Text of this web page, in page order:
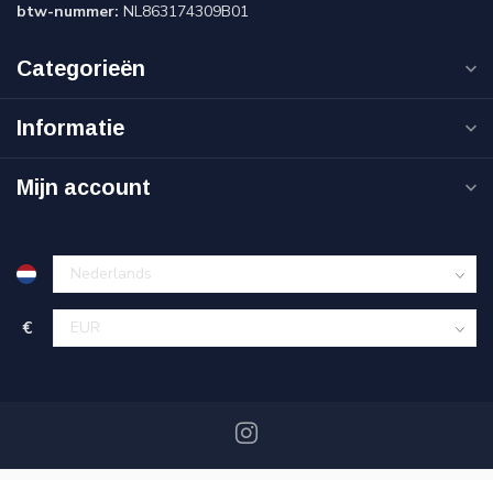
btw-nummer: NL863174309B01
Categorieën
Informatie
Mijn account
€